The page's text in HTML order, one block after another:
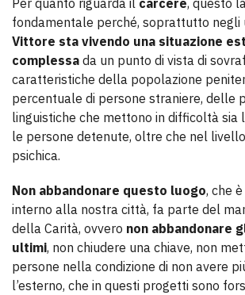
fondamentale perché, soprattutto negli
Vittore sta vivendo una situazione
complessa da un punto di vista di
caratteristiche della popolazione
percentuale di persone straniere, delle
linguistiche che mettono in difficoltà sia
le persone detenute, oltre che nel
psichica.
Non abbandonare questo luogo, che
interno alla nostra città, fa parte del
della Carità, ovvero non abbandonare
ultimi, non chiudere una chiave, non
persone nella condizione di non avere
l’esterno, che in questi progetti sono